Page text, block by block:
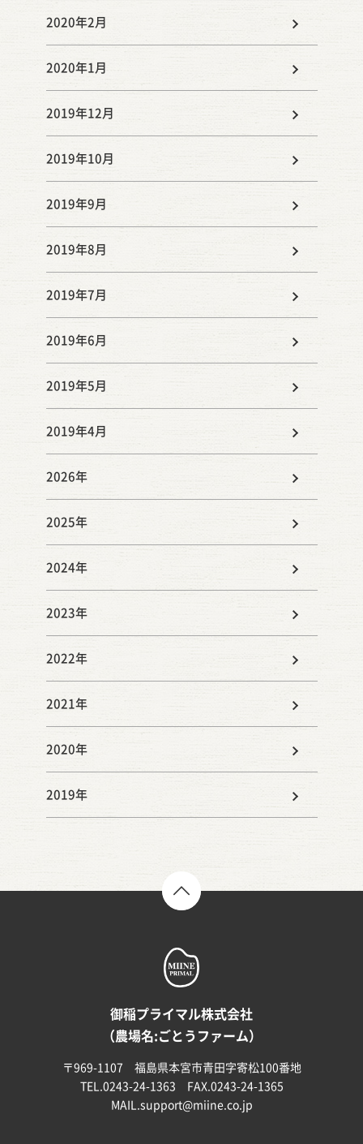
2020年2月
2020年1月
2019年12月
2019年10月
2019年9月
2019年8月
2019年7月
2019年6月
2019年5月
2019年4月
2026年
2025年
2024年
2023年
2022年
2021年
2020年
2019年
御稲プライマル株式会社
（農場名:ごとうファーム）
〒969-1107 福島県本宮市青田字寄松100番地
TEL.0243-24-1363 FAX.0243-24-1365
MAIL. support@miine.co.jp